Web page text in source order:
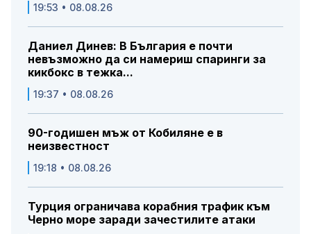
19:53 • 08.08.26
Даниел Динев: В България е почти
невъзможно да си намериш спаринги за
кикбокс в тежка...
19:37 • 08.08.26
90-годишен мъж от Кобиляне е в
неизвестност
19:18 • 08.08.26
Турция ограничава корабния трафик към
Черно море заради зачестилите атаки